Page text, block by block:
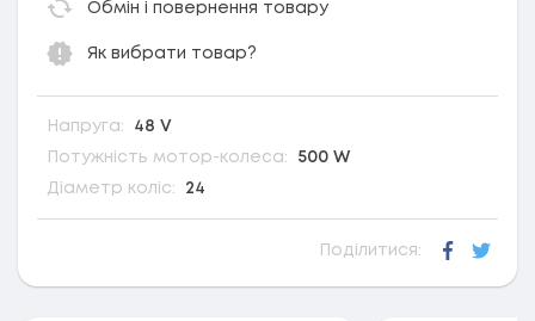
Обмін і повернення товару
Як вибрати товар?
Напруга: 48 V
Потужність мотор-колеса: 500 W
Діаметр коліс: 24
Поділитися: